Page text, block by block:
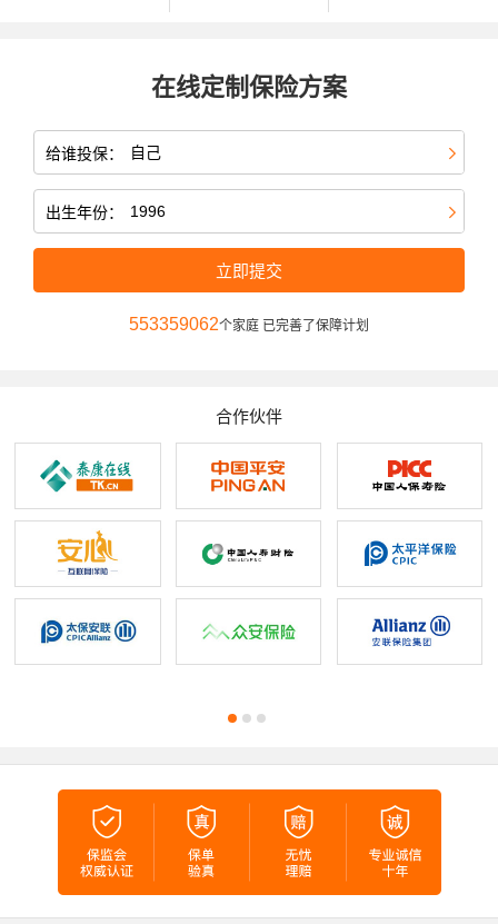
在线定制保险方案
给谁投保：
出生年份：
立即提交
553359062个家庭 已完善了保障计划
合作伙伴